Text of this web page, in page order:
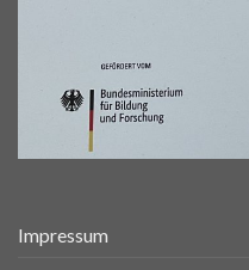
Impressum